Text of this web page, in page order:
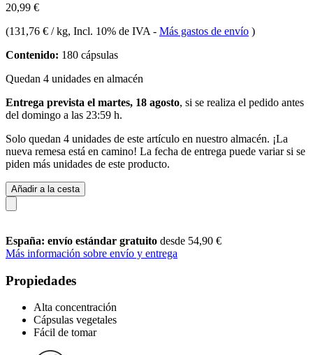
20,99 €
(131,76 € / kg, Incl. 10% de IVA - Más gastos de envío )
Contenido: 180 cápsulas
Quedan 4 unidades en almacén
Entrega prevista el martes, 18 agosto, si se realiza el pedido antes
del domingo a las 23:59 h.
Solo quedan 4 unidades de este artículo en nuestro almacén. ¡La
nueva remesa está en camino! La fecha de entrega puede variar si se
piden más unidades de este producto.
Añadir a la cesta
España: envío estándar gratuito desde 54,90 €
Más información sobre envío y entrega
Propiedades
Alta concentración
Cápsulas vegetales
Fácil de tomar